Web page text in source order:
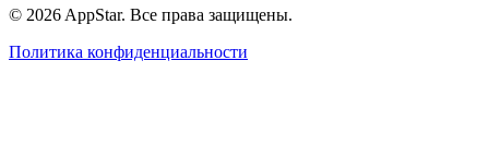
© 2026 AppStar. Все права защищены.
Политика конфиденциальности